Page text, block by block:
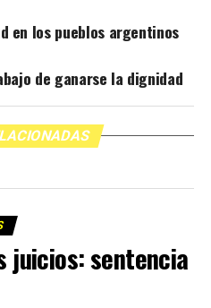
en los pueblos argentinos
de ganarse la dignidad
juicios: sentencia